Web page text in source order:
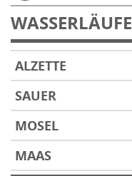
WASSERLÄUFE
ALZETTE
SAUER
MOSEL
MAAS